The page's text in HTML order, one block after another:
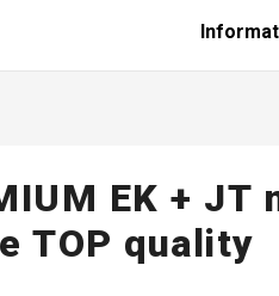
EK + JT
TOP quality